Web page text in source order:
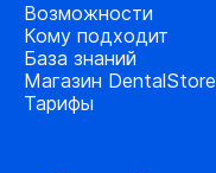
Возможности
Кому подходит
База знаний
Магазин DentalStore
Тарифы